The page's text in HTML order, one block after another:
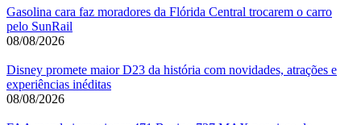
Gasolina cara faz moradores da Flórida Central trocarem o carro
pelo SunRail
08/08/2026
Disney promete maior D23 da história com novidades, atrações e
experiências inéditas
08/08/2026